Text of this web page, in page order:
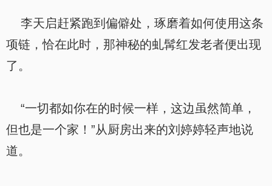
李天启赶紧跑到偏僻处，琢磨着如何使用这条
项链，恰在此时，那神秘的虬髯红发老者便出现
了。
“一切都如你在的时候一样，这边虽然简单，
但也是一个家！”从厨房出来的刘婷婷轻声地说
道。